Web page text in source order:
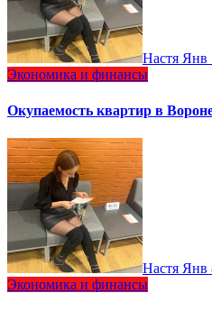
Настя Янв
Экономика и финансы
Окупаемость квартир в
Настя Янв
Экономика и финансы